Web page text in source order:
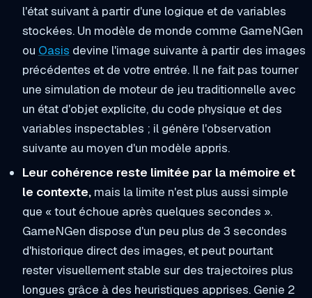
l'état suivant à partir d'une logique et de variables
stockées. Un modèle de monde comme GameNGen
ou Oasis devine l'image suivante à partir des images
précédentes et de votre entrée. Il ne fait pas tourner
une simulation de moteur de jeu traditionnelle avec
un état d'objet explicite, du code physique et des
variables inspectables ; il génère l'observation
suivante au moyen d'un modèle appris.
Leur cohérence reste limitée par la mémoire et
le contexte,mais la limite n'est plus aussi simple
que « tout échoue après quelques secondes ».
GameNGen dispose d'un peu plus de 3 secondes
d'historique direct des images, et peut pourtant
rester visuellement stable sur des trajectoires plus
longues grâce à des heuristiques apprises. Genie 2